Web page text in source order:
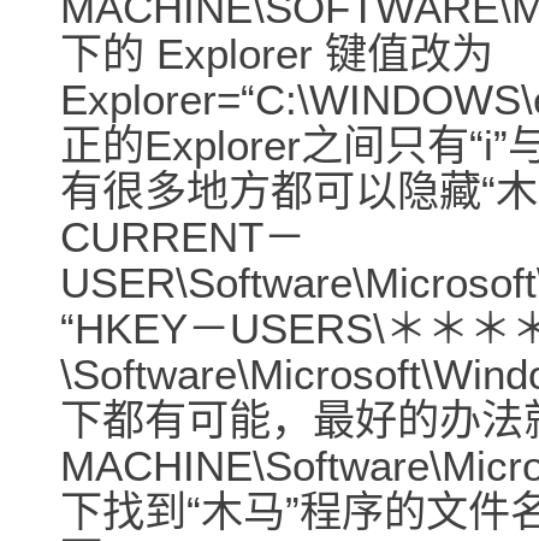
下的 Explorer 键值改为
正的Explorer之间只有“i”
有很多地方都可以隐藏“
CURRENT－
“HKEY－USERS\＊＊＊
下都有可能，最好的办法
下找到“木马”程序的文